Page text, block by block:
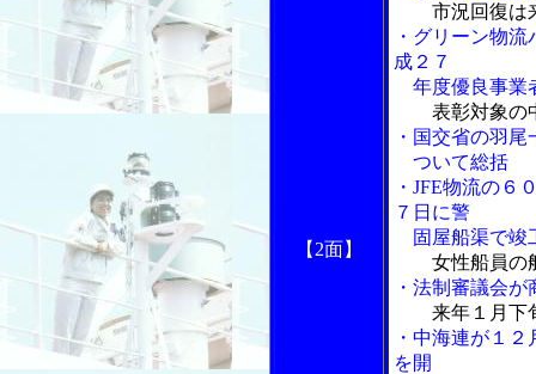
【2面】
市況回復は
・グリーン物
成２７
年度優良事業
表彰対象の
・国交省の羽
ついて総括
・JFE物流の６
７日に警
固屋船渠で竣
女性船員の
・法制審議会
来年１月下
・中海連が１
を開